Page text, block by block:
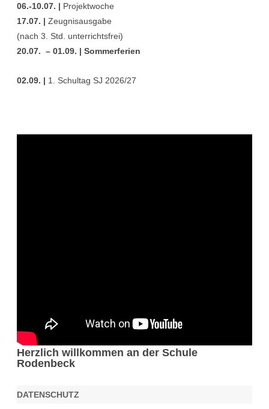
06.-10.07. | Projektwoche
17.07. | Zeugnisausgabe
(nach 3. Std. unterrichtsfrei)
20.07. – 01.09. | Sommerferien
02.09. | 1. Schultag SJ 2026/27
Herzlich willkommen an der Schule
Rodenbeck
DATENSCHUTZ